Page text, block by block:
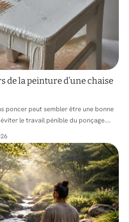
de la peinture d’une chaise
poncer peut sembler être une bonne
le travail pénible du ponçage.…